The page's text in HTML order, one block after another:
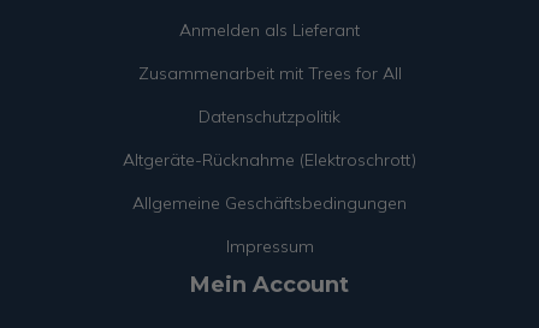
Anmelden als Lieferant
Zusammenarbeit mit Trees for All
Datenschutzpolitik
Altgeräte-Rücknahme (Elektroschrott)
Allgemeine Geschäftsbedingungen
Impressum
Mein Account